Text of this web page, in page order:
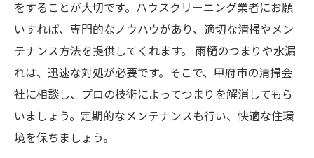
をすることが大切です。ハウスクリーニング業者にお願
いすれば、専門的なノウハウがあり、適切な清掃やメン
テナンス方法を提供してくれます。 雨樋のつまりや水漏
れは、迅速な対処が必要です。そこで、甲府市の清掃会
社に相談し、プロの技術によってつまりを解消してもら
いましょう。定期的なメンテナンスも行い、快適な住環
境を保ちましょう。